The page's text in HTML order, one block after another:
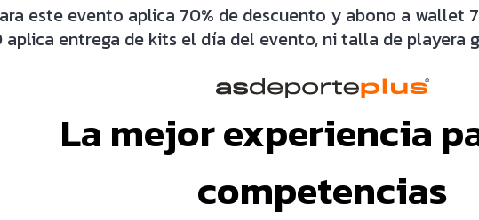
este evento aplica 70% de descuento y abono a wallet
aplica entrega de kits el día del evento, ni talla de playera
La mejor experiencia
competencias